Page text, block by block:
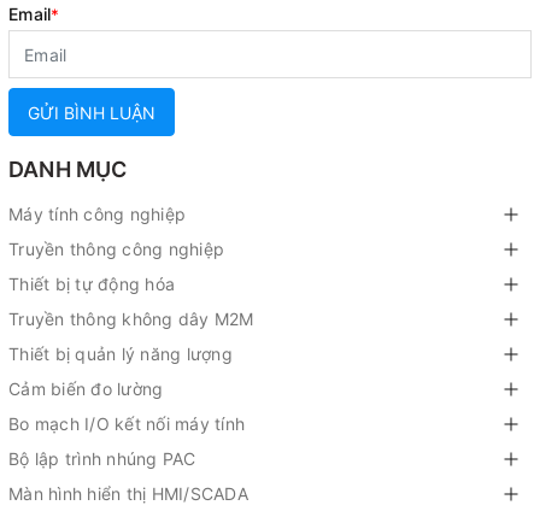
Email*
GỬI BÌNH LUẬN
DANH MỤC
Máy tính công nghiệp
Truyền thông công nghiệp
Thiết bị tự động hóa
Truyền thông không dây M2M
Thiết bị quản lý năng lượng
Cảm biến đo lường
Bo mạch I/O kết nối máy tính
Bộ lập trình nhúng PAC
Màn hình hiển thị HMI/SCADA